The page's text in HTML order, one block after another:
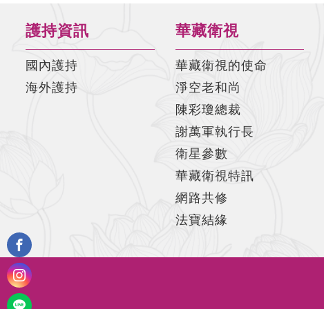
護持資訊
國內護持
海外護持
華藏衛視
華藏衛視的使命
淨空老和尚
陳彩瓊總裁
謝萬軍執行長
衛星參數
華藏衛視特訊
網路共修
法寶結緣